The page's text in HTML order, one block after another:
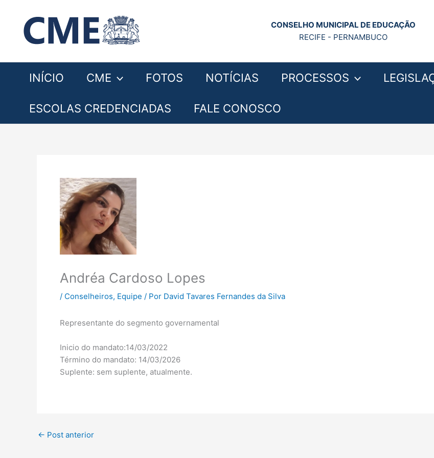
conteúdo
CONSELHO MUNICIPAL DE EDUCAÇÃO
RECIFE - PERNAMBUCO
INÍCIO CME FOTOS NOTÍCIAS PROCESSOS
ESCOLAS CREDENCIADAS FALE CONOSCO
Andréa Cardoso Lopes
/ Conselheiros, Equipe / Por David Tavares Fernandes da Silva
Representante do segmento governamental
Inicio do mandato:14/03/2022
Término do mandato: 14/03/2026
Suplente: sem suplente, atualmente.
← Post anterior